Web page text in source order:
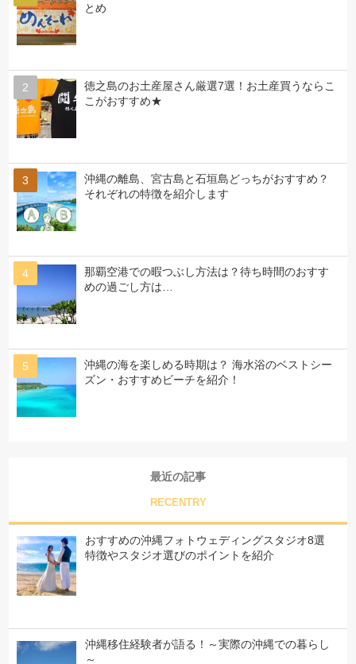
とめ
徳之島のお土産屋さん厳選7選！お土産買うならこ
こがおすすめ★
沖縄の離島、宮古島と石垣島どっちがおすすめ？
それぞれの特徴を紹介します
那覇空港での暇つぶし方法は？待ち時間のおすす
めの過ごし方は…
沖縄の海を楽しめる時期は？ 海水浴のベストシー
ズン・おすすめビーチを紹介！
最近の記事
RECENTRY
おすすめの沖縄フォトウェディングスタジオ8選
特徴やスタジオ選びのポイントを紹介
沖縄移住経験者が語る！～実際の沖縄での暮らし
～